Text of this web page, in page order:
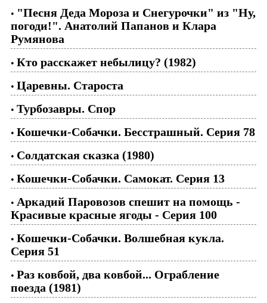
• "Песня Деда Мороза и Снегурочки" из "Ну,
погоди!". Анатолий Папанов и Клара
Румянова
• Кто расскажет небылицу? (1982)
• Царевны. Староста
• Турбозавры. Спор
• Кошечки-Собачки. Бесстрашный. Серия 78
• Солдатская сказка (1980)
• Кошечки-Собачки. Самокат. Серия 13
• Аркадий Паровозов спешит на помощь -
Красивые красные ягоды - Серия 100
• Кошечки-Собачки. Волшебная кукла.
Серия 51
• Раз ковбой, два ковбой... Ограбление
поезда (1981)